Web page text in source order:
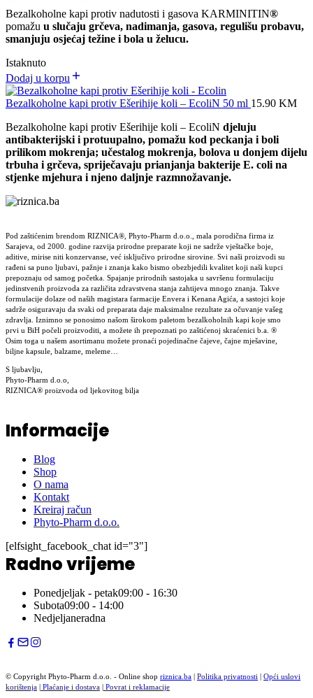
Bezalkoholne kapi protiv nadutosti i gasova KARMINITIN®
pomažu u slučaju grčeva, nadimanja, gasova, regulišu probavu,
smanjuju osjećaj težine i bola u želucu.
Istaknuto
Dodaj u korpu
Bezalkoholne kapi protiv Ešerihije koli – EcoliN 50 ml 15.90 KM
Bezalkoholne kapi protiv Ešerihije koli – EcoliN djeluju
antibakterijski i protuupalno, pomažu kod peckanja i boli
prilikom mokrenja; učestalog mokrenja, bolova u donjem dijelu
trbuha i grčeva, spriječavaju prianjanja bakterije E. coli na
stjenke mjehura i njeno daljnje razmnožavanje.
Pod zaštićenim brendom RIZNICA®, Phyto-Pharm d.o.o., mala porodična firma iz
Sarajeva, od 2000. godine razvija prirodne preparate koji ne sadrže vještačke boje,
aditive, mirise niti konzervanse, već isključivo prirodne sirovine. Svi naši proizvodi su
rađeni sa puno ljubavi, pažnje i znanja kako bismo obezbjedili kvalitet koji naši kupci
prepoznaju od samog početka. Spajanje prirodnih sastojaka u savršenu formulaciju
jedinstvenih proizvoda za različita zdravstvena stanja zahtijeva mnogo znanja. Takve
formulacije dolaze od naših magistara farmacije Envera i Kenana Agića, a sastojci koje
sadrže osiguravaju da svaki od preparata daje maksimalne rezultate za očuvanje vašeg
zdravlja. Iznimno se ponosimo našom širokom paletom bezalkoholnih kapi koje smo
prvi u BiH počeli proizvoditi, a možete ih prepoznati po zaštićenoj skraćenici b.a. ®
Osim toga u našem asortimanu možete pronaći pojedinačne čajeve, čajne mješavine,
biljne kapsule, balzame, meleme…
S ljubavlju,
Phyto-Pharm d.o.o,
RIZNICA® proizvoda od ljekovitog bilja
Informacije
Blog
Shop
O nama
Kontakt
Kreiraj račun
Phyto-Pharm d.o.o.
[elfsight_facebook_chat id="3"]
Radno vrijeme
Ponedjeljak - petak09:00 - 16:30
Subota09:00 - 14:00
Nedjeljaneradna
© Copyright Phyto-Pharm d.o.o. - Online shop riznica.ba | Politika privatnosti | Opći uslovi
korištenja | Plaćanje i dostava | Povrat i reklamacije